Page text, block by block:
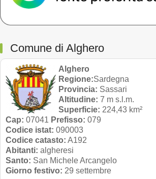
Comune di Alghero
Alghero
Regione:Sardegna
Provincia: Sassari
Altitudine: 7 m s.l.m.
Superficie: 224,43 km²
Cap: 07041 Prefisso: 079
Codice istat: 090003
Codice catasto: A192
Abitanti: algheresi
Santo: San Michele Arcangelo
Giorno festivo: 29 settembre